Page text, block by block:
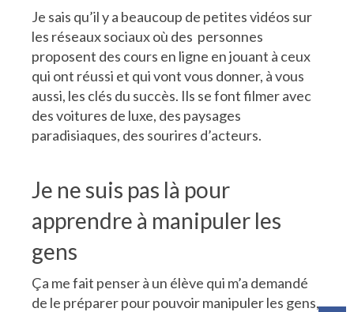
Je sais qu’il y a beaucoup de petites vidéos sur
les réseaux sociaux où des personnes
proposent des cours en ligne en jouant à ceux
qui ont réussi et qui vont vous donner, à vous
aussi, les clés du succès. Ils se font filmer avec
des voitures de luxe, des paysages
paradisiaques, des sourires d’acteurs.
Je ne suis pas là pour
apprendre à manipuler les
gens
Ça me fait penser à un élève qui m’a demandé
de le préparer pour pouvoir manipuler les gens,